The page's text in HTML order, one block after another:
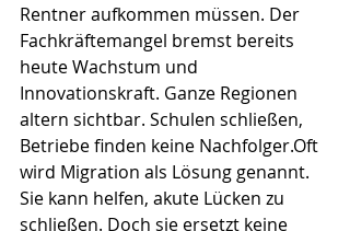
Rentner aufkommen müssen. Der
Fachkräftemangel bremst bereits
heute Wachstum und
Innovationskraft. Ganze Regionen
altern sichtbar. Schulen schließen,
Betriebe finden keine Nachfolger.Oft
wird Migration als Lösung genannt.
Sie kann helfen, akute Lücken zu
schließen. Doch sie ersetzt keine